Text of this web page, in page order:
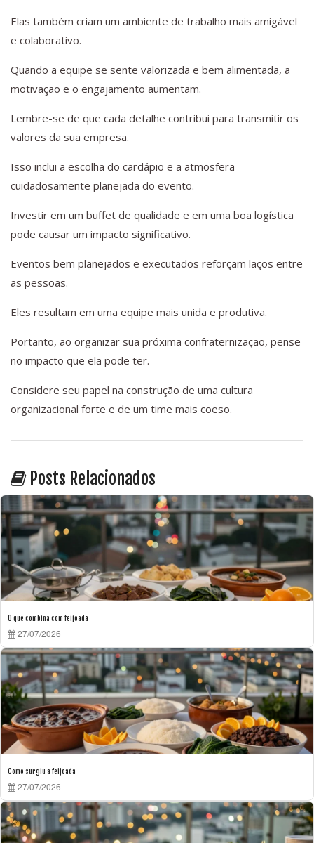
Elas também criam um ambiente de trabalho mais amigável
e colaborativo.
Quando a equipe se sente valorizada e bem alimentada, a
motivação e o engajamento aumentam.
Lembre-se de que cada detalhe contribui para transmitir os
valores da sua empresa.
Isso inclui a escolha do cardápio e a atmosfera
cuidadosamente planejada do evento.
Investir em um buffet de qualidade e em uma boa logística
pode causar um impacto significativo.
Eventos bem planejados e executados reforçam laços entre
as pessoas.
Eles resultam em uma equipe mais unida e produtiva.
Portanto, ao organizar sua próxima confraternização, pense
no impacto que ela pode ter.
Considere seu papel na construção de uma cultura
organizacional forte e de um time mais coeso.
Posts Relacionados
O que combina com feijoada
27/07/2026
Como surgiu a feijoada
27/07/2026